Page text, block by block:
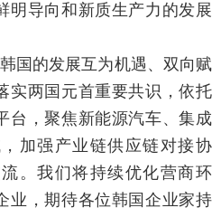
明导向和新质生产力的发展
国的发展互为机遇、双向赋
实两国元首重要共识，依托
台，聚焦新能源汽车、集成
加强产业链供应链对接协
。我们将持续优化营商环
业，期待各位韩国企业家持